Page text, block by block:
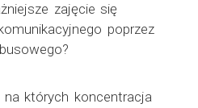
zajęcie się
poprzez
których koncentracja